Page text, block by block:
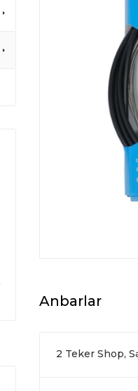
Anbarlar
2 Teker Shop,